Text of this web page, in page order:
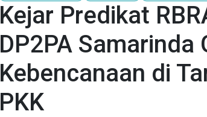
Kejar Predikat
DP2PA Samarinda
Kebencanaan di
PKK